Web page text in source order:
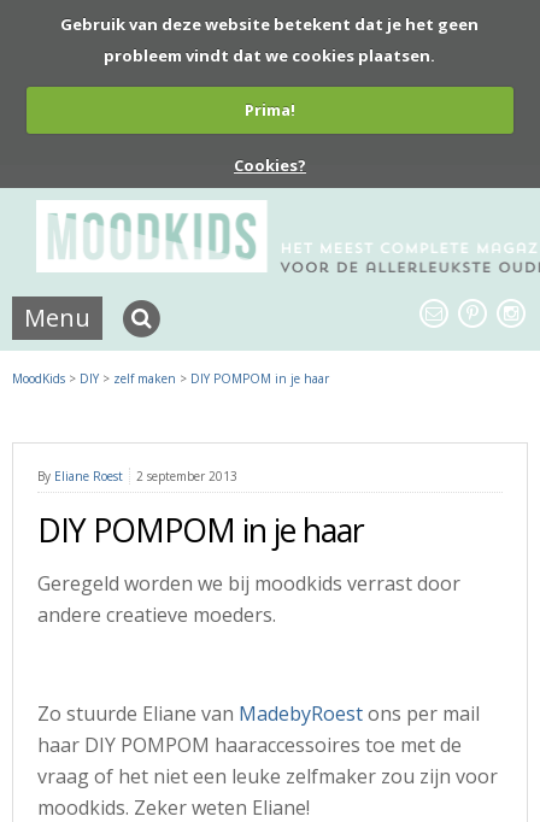
Gebruik van deze website betekent dat je het geen
probleem vindt dat we cookies plaatsen.
Prima!
Cookies?
Menu
MoodKids > DIY > zelf maken > DIY POMPOM in je haar
By Eliane Roest 2 september 2013
DIY POMPOM in je haar
Geregeld worden we bij moodkids verrast door
andere creatieve moeders.
Zo stuurde Eliane van MadebyRoestons per mail
haar DIY POMPOM haaraccessoires toe met de
vraag of het niet een leuke zelfmaker zou zijn voor
moodkids. Zeker weten Eliane!